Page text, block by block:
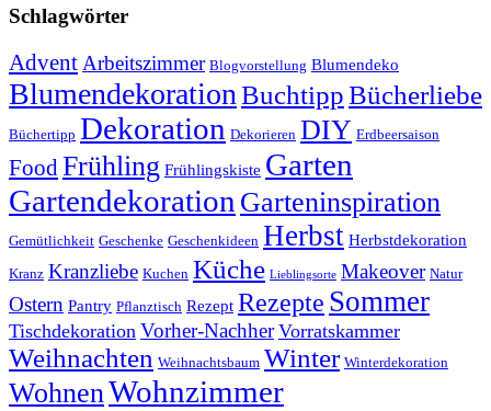
Schlagwörter
Advent Arbeitszimmer Blogvorstellung Blumendeko
Blumendekoration BuchtippBücherliebe
Büchertipp Dekoration Dekorieren DIY Erdbeersaison
FoodFrühling Frühlingskiste Garten
Gartendekoration Garteninspiration
Gemütlichkeit Geschenke Geschenkideen Herbst Herbstdekoration
Kranz Kranzliebe Kuchen Küche Lieblingsorte Makeover Natur
Ostern Pantry Pflanztisch Rezept Rezepte Sommer
Tischdekoration Vorher-Nachher Vorratskammer
Weihnachten Weihnachtsbaum Winter Winterdekoration
WohnenWohnzimmer